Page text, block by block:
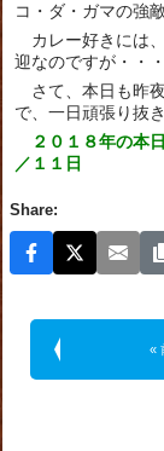
コ・ダ・ガマの強
カレー好きには
迎なのですが・・・
さて、本日も昨
で、一日頑張り抜
２０１８年の本
／１１日
Share:
«